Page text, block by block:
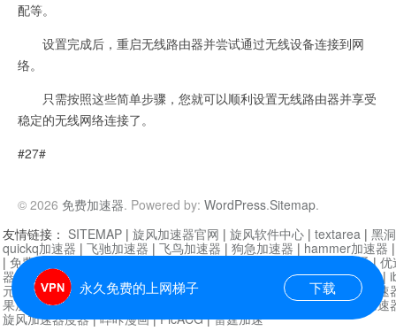
配等。
设置完成后，重启无线路由器并尝试通过无线设备连接到网
络。
只需按照这些简单步骤，您就可以顺利设置无线路由器并享受
稳定的无线网络连接了。
#27#
© 2026 免费加速器. Powered by: WordPress.Sitemap.
永久免费的上网梯子 下载
友情链接： SITEMAP | 旋风加速器官网 | 旋风软件中心 | textarea | 黑
quickq加速器 | 飞驰加速器 | 飞鸟加速器 | 狗急加速器 | hammer加速器
| 免费vqn加速外网 迷雾通|优
器| 快柠檬加速器 快橙加速器|anycast加速器 |
元机场加速器 |一元机场|老王加速器 | 白石山|
小牛加速
果加速器|黑洞加速 海鸥加速器|芒果加速
旋风加速器度器|哔咔漫画|PicACG|雷霆加速